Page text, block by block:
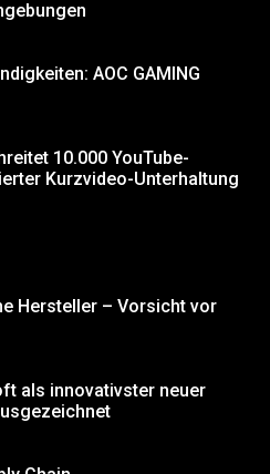
AOC GAMING
10.000 YouTube-
Kurzvideo-Unterhaltung
Hersteller – Vorsicht vor
als innovativster neuer